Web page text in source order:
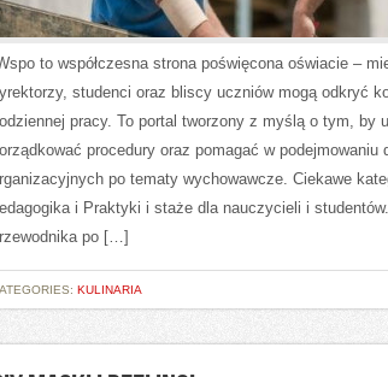
to współczesna strona poświęcona oświacie –
studenci oraz bliscy uczniów mogą odkryć
pracy. To portal tworzony z myślą o tym, by
procedury oraz pomagać w podejmowaniu
po tematy wychowawcze. Ciekawe
i Praktyki i staże dla nauczycieli i
po […]
KULINARIA